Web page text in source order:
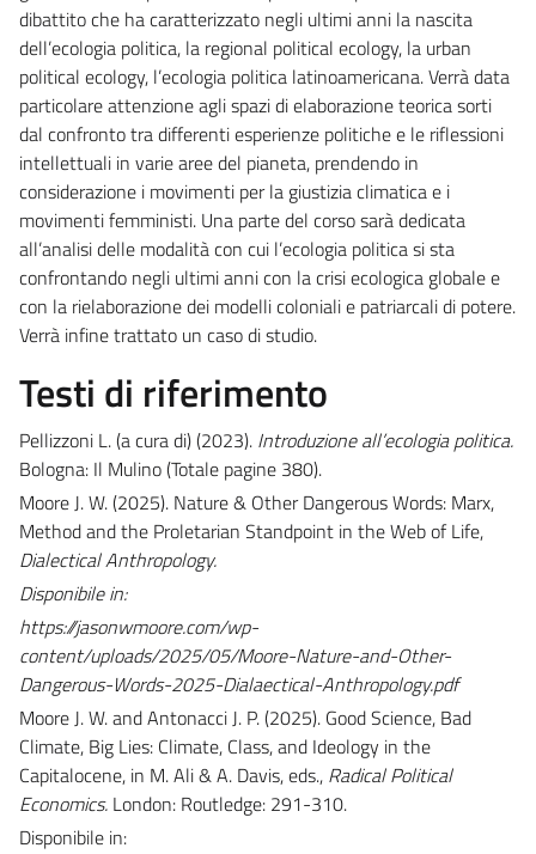
dibattito che ha caratterizzato negli ultimi anni la nascita
dell’ecologia politica, la regional political ecology, la urban
political ecology, l’ecologia politica latinoamericana. Verrà data
particolare attenzione agli spazi di elaborazione teorica sorti
dal confronto tra differenti esperienze politiche e le riflessioni
intellettuali in varie aree del pianeta, prendendo in
considerazione i movimenti per la giustizia climatica e i
movimenti femministi. Una parte del corso sarà dedicata
all’analisi delle modalità con cui l’ecologia politica si sta
confrontando negli ultimi anni con la crisi ecologica globale e
con la rielaborazione dei modelli coloniali e patriarcali di potere.
Verrà infine trattato un caso di studio.
Testi di riferimento
Pellizzoni L. (a cura di) (2023). Introduzione all’ecologia politica.
Bologna: Il Mulino (Totale pagine 380).
Moore J. W. (2025). Nature & Other Dangerous Words: Marx,
Method and the Proletarian Standpoint in the Web of Life,
Dialectical Anthropology.
Disponibile in:
https://jasonwmoore.com/wp-
content/uploads/2025/05/Moore-Nature-and-Other-
Dangerous-Words-2025-Dialaectical-Anthropology.pdf
Moore J. W. and Antonacci J. P. (2025). Good Science, Bad
Climate, Big Lies: Climate, Class, and Ideology in the
Capitalocene, in M. Ali & A. Davis, eds., Radical Political
Economics. London: Routledge: 291-310.
Disponibile in: